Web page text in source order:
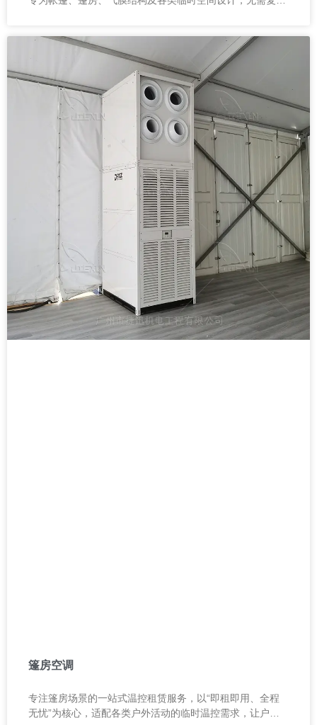
篷房空调
专注篷房场景的一站式温控租赁服务，以“即租即用、全程
无忧”为核心，适配各类户外活动的临时温控需求，让户外